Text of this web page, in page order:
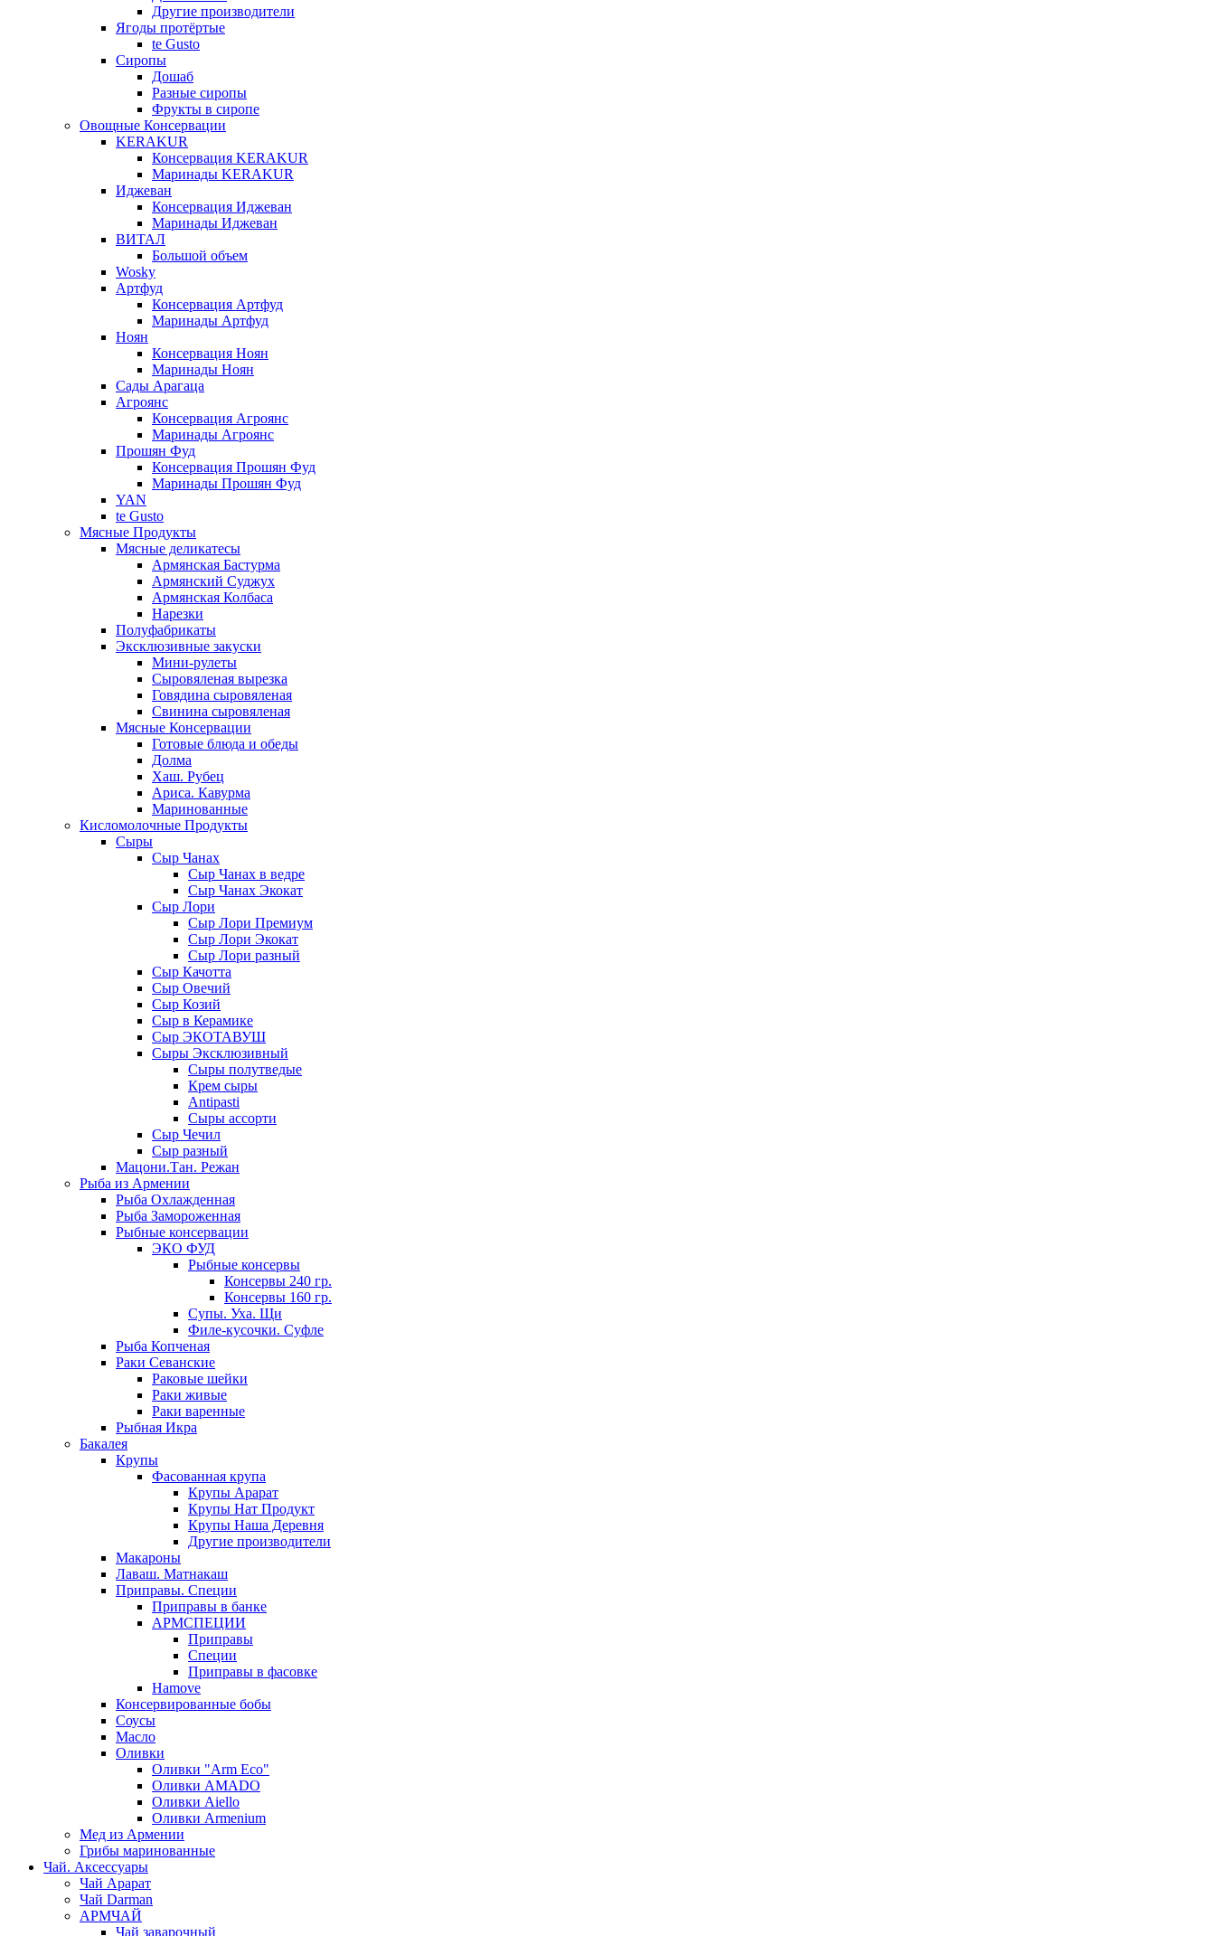
Другие производители
Ягоды протёртые
te Gusto
Сиропы
Дошаб
Разные сиропы
Фрукты в сиропе
Овощные Консервации
KERAKUR
Консервация KERAKUR
Маринады KERAKUR
Иджеван
Консервация Иджеван
Маринады Иджеван
ВИТАЛ
Большой объем
Wosky
Артфуд
Консервация Артфуд
Маринады Артфуд
Ноян
Консервация Ноян
Маринады Ноян
Сады Арагаца
Агроянс
Консервация Агроянс
Маринады Агроянс
Прошян Фуд
Консервация Прошян Фуд
Маринады Прошян Фуд
YAN
te Gusto
Мясные Продукты
Мясные деликатесы
Армянская Бастурма
Армянский Суджух
Армянская Колбаса
Нарезки
Полуфабрикаты
Эксклюзивные закуски
Мини-рулеты
Сыровяленая вырезка
Говядина сыровяленая
Свинина сыровяленая
Мясные Консервации
Готовые блюда и обеды
Долма
Хаш. Рубец
Ариса. Кавурма
Маринованные
Кисломолочные Продукты
Сыры
Сыр Чанах
Сыр Чанах в ведре
Сыр Чанах Экокат
Сыр Лори
Сыр Лори Премиум
Сыр Лори Экокат
Сыр Лори разный
Сыр Качотта
Сыр Овечий
Сыр Козий
Сыр в Керамике
Сыр ЭКОТАВУШ
Сыры Эксклюзивный
Сыры полутведые
Крем сыры
Antipasti
Сыры ассорти
Сыр Чечил
Сыр разный
Мацони.Тан. Режан
Рыба из Армении
Рыба Охлажденная
Рыба Замороженная
Рыбные консервации
ЭКО ФУД
Рыбные консервы
Консервы 240 гр.
Консервы 160 гр.
Супы. Уха. Щи
Филе-кусочки. Суфле
Рыба Копченая
Раки Севанские
Раковые шейки
Раки живые
Раки варенные
Рыбная Икра
Бакалея
Крупы
Фасованная крупа
Крупы Арарат
Крупы Нат Продукт
Крупы Наша Деревня
Другие производители
Макароны
Лаваш. Матнакаш
Приправы. Специи
Приправы в банке
АРМСПЕЦИИ
Приправы
Специи
Приправы в фасовке
Hamove
Консервированные бобы
Соусы
Масло
Оливки
Оливки "Arm Eco"
Оливки AMADO
Оливки Aiello
Оливки Armenium
Мед из Армении
Грибы маринованные
Чай. Аксессуары
Чай Арарат
Чай Darman
АРМЧАЙ
Чай заварочный